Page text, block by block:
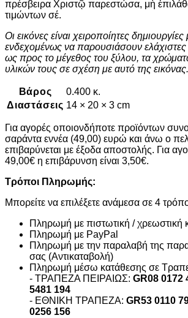
πρέσβειρα Χριστῷ παρεστώσα, μὴ
τιμώντων σέ.
Οι εικόνες είναι χειροποίητες
ενδεχομένως να παρουσιάσουν ελάχιστες
ως προς το μέγεθος του ξύλου, τα
υλικών τους σε σχέση με αυτό της εικόνας.
Βάρος
0.400 κ.
Διαστάσεις 14 × 20 × 3 cm
Για αγορές οποιονδήποτε προϊόντων
σαράντα εννέα (49,00) ευρώ και άνω ο
επιβαρύνεται με έξοδα αποστολής. Για
49,00€ η επιβάρυνση είναι 3,50€.
Τρόποι Πληρωμής:
Μπορείτε να επιλέξετε ανάμεσα σε 4
Πληρωμή με πιστωτική / χρεωστική
Πληρωμή με PayPal
Πληρωμή με την παραλαβή της
σας (Αντικαταβολή)
Πληρωμή μέσω κατάθεσης σε
- ΤΡΑΠΕΖΑ ΠΕΙΡΑΙΩΣ: GR08 0172
5481 194
- ΕΘΝΙΚΗ ΤΡΑΠΕΖΑ: GR53 0110
0256 156